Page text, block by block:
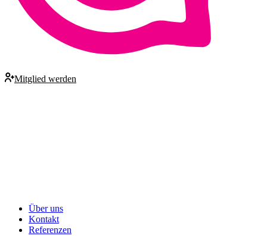
Mitglied werden
Über uns
Kontakt
Referenzen